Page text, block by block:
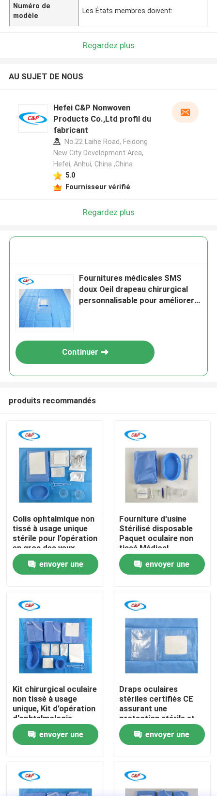
À la maison
Produits
Vidéos
Le spectacle VR
À propos de nous
Visite de l'usine
Contrôle de la qualité
Nous contacter
Les affaires
Numéro de
modèle
Les États membres doivent:
Regardez plus
AU SUJET DE NOUS
Hefei C&P Nonwoven
Products Co.,Ltd profil du
fabricant
No.22 Laihe Road, Feidong
New City Development Area,
Hefei, Anhui, China ,China
5.0
Fournisseur vérifié
Regardez plus
Fournitures médicales SMS
doux Oeil drapeau chirurgical
personnalisable pour améliorer
Continuer
produits recommandés
Colis ophtalmique non
tissé à usage unique
stérile pour l'opération
en gros des yeux
envoyer une
Fourniture d'usine
Stérilisé disposable
Paquet oculaire non
tissé Médical
Ophthalmic Drapeau
chirurgicalenvoyer une
Kit chirurgical oculaire
non tissé à usage
unique, Kit d'opération
d'ophtalmologie
stérile pour hôpital
ophtalmiqueenvoyer une
Draps oculaires
stériles certifiés CE
assurant une
protection stérile et
une opération pratique
envoyer une